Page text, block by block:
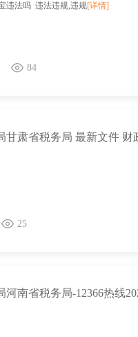
违法吗 违法违规,违规[详情]
84
25
河南省税务局-12366热线